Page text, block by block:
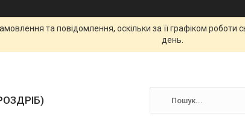
та повідомлення, оскільки за її графіком
день.